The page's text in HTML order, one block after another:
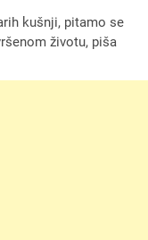
kušnji, pitamo se
životu, piša